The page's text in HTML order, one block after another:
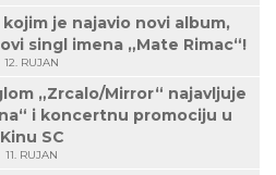
kojim je najavio novi album,
singl imena „Mate Rimac“!
12. RUJAN
„Zrcalo/Mirror“ najavljuje
i koncertnu promociju u
Kinu SC
11. RUJAN